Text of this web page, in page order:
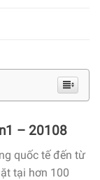
– 20108
quốc tế đến từ
tại hơn 100